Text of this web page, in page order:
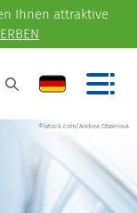
Ihnen attraktive
©istock.com/Andrea Obzerova